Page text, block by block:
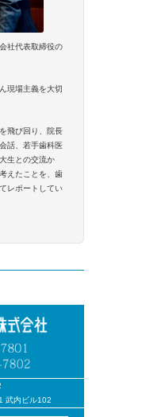
社代表取締役の
現場主義を大切
飛び回り、院長
話、若手歯科医
生との交流か
えたことを、歯
レポートしてい
武内ビル102